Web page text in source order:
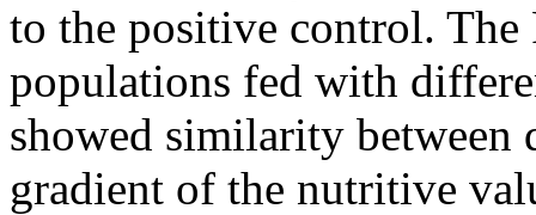
to the positive control. The
populations fed with
showed similarity between
gradient of the nutritive